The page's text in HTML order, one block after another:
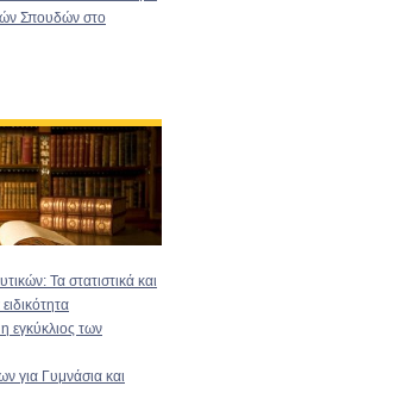
Σπουδών στο
Τα στατιστικά και
εγκύκλιος των
για Γυμνάσια και